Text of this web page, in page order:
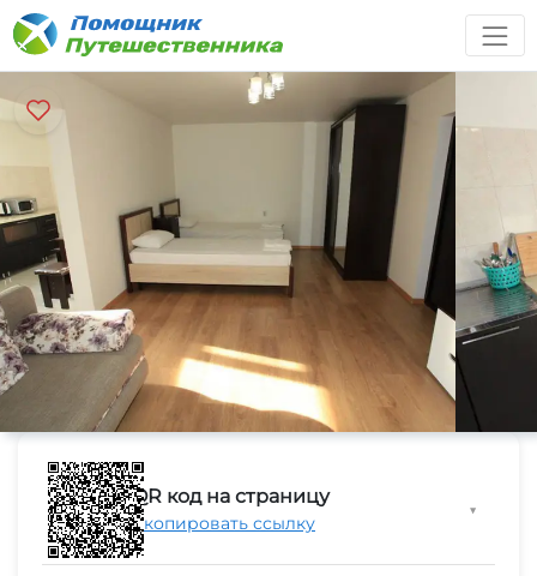
QR код на страницу
Скопировать ссылку
▼